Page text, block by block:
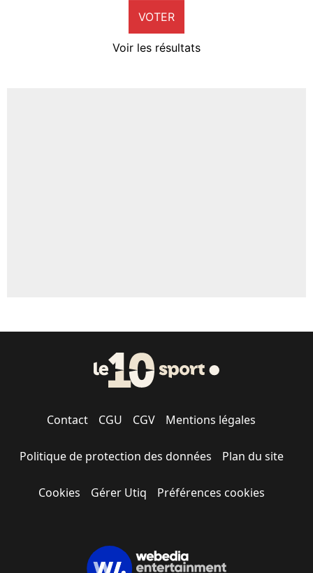
VOTER
Voir les résultats
Contact CGU CGV Mentions légales
Politique de protection des données Plan du site
Cookies Gérer Utiq Préférences cookies